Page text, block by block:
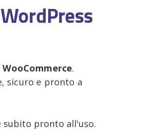
.
sicuro e pronto a
subito pronto all'uso.